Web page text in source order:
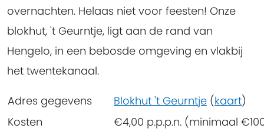
overnachten. Helaas niet voor feesten! Onze
blokhut, 't Geurntje, ligt aan de rand van
Hengelo, in een bebosde omgeving en vlakbij
het twentekanaal.
Adres gegevens Blokhut 't Geurntje (kaart)
Kosten
€4,00 p.p.p.n. (minimaal